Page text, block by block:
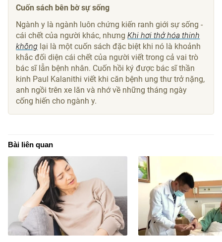
Cuốn sách bên bờ sự sống
Ngành y là ngành luôn chứng kiến ranh giới sự sống -
cái chết của người khác, nhưngKhi hơi thở hóa thinh
không lại là một cuốn sách đặc biệt khi nó là khoảnh
khắc đối diện cái chết của người viết trong cả vai trò
bác sĩ lẫn bệnh nhân. Cuốn hồi ký được bác sĩ thần
kinh Paul Kalanithi viết khi căn bệnh ung thư trở nặng,
anh ngồi trên xe lăn và nhớ về những tháng ngày
cống hiến cho ngành y.
Bài liên quan